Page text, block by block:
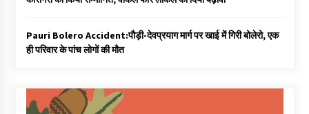
Pauri Bolero Accident:पौड़ी-देवप्रयाग मार्ग पर खाई में गिरी बोलेरो, एक
ही परिवार के पांच लोगों की मौत